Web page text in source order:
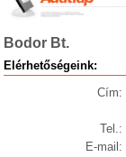
Bodor Bt.
Elérhetőségeink:
Cím:
Tel.:
E-mail: